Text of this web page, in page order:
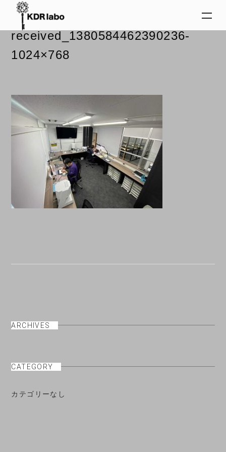
ARCHIVES
CATEGORY
カテゴリーなし
2024.02.29
received_1380584462390236-
1024×768